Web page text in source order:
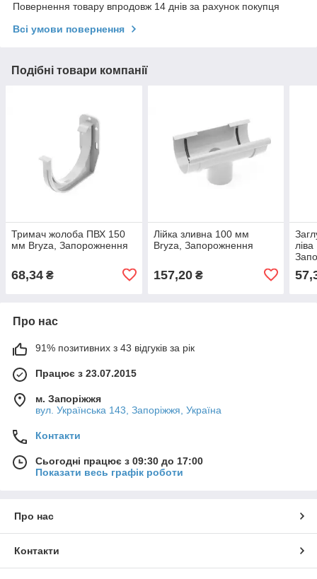
Повернення товару впродовж 14 днів за рахунок покупця
Всі умови повернення
Подібні товари компанії
Тримач жолоба ПВХ 150
мм Bryza, Запорожнення
68,34 ₴
Лійка зливна 100 мм
Bryza, Запорожнення
157,20₴
Про нас
91% позитивних з 43 відгуків за рік
Працює з 23.07.2015
м. Запоріжжя
вул. Українська 143, Запоріжжя, Україна
Контакти
Сьогодні працює з 09:30 до 17:00
Показати весь графік роботи
Про нас
Контакти